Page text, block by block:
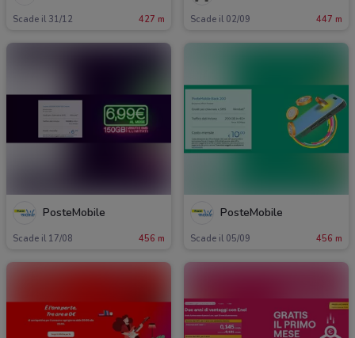
Scade il 31/12 427 m Scade il 02/09 447 m
PosteMobile
Scade il 17/08 456 m
PosteMobile
Scade il 05/09 456 m